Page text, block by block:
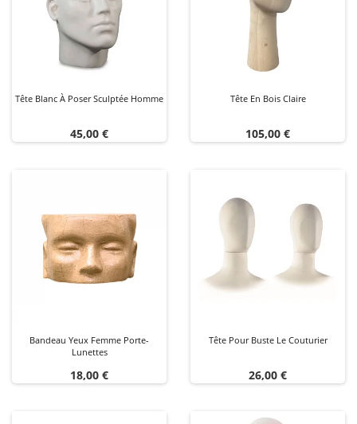
Tête Blanc À Poser Sculptée Homme
Prix
45,00 €
Tête En Bois Claire
Prix
105,00 €
Bandeau Yeux Femme Porte-
Lunettes
Prix
18,00 €
Tête Pour Buste Le Couturier
Prix
26,00 €